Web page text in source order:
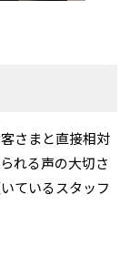
さまと直接相対
れる声の大切さ
ているスタッフ